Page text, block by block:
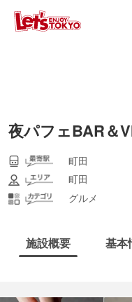
夜パフェBAR＆
町田
町田
グルメ
施設概要 基本